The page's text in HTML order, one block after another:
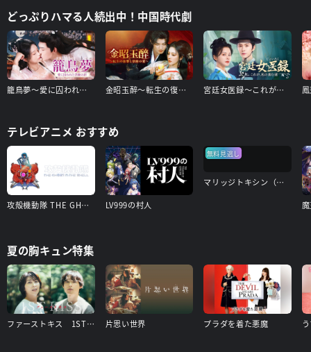
どっぷりハマる人続出中！中国時代劇
籠鳥夢～愛に囚われた禁断の絆～ 金昭玉醉～転生の復讐と禁断の愛～ 宮廷女医録～これが、私の進む道～
テレビアニメ おすすめ
攻殻機動隊 THE GHOST IN THE SHELL LV999の村人
無料見逃し
マリッジトキシン（見逃し配信）
夏の胸キュン特集
ファーストキス 1ST KISS 片思い世界 プラダを着た悪魔